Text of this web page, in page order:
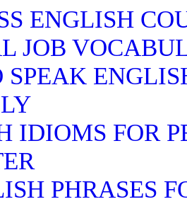
ENGLISH
JOB
SPEAK
IDIOMS FOR
PHRASES